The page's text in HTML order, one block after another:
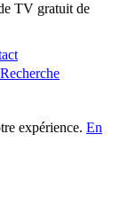
TV gratuit de
Recherche
expérience. En